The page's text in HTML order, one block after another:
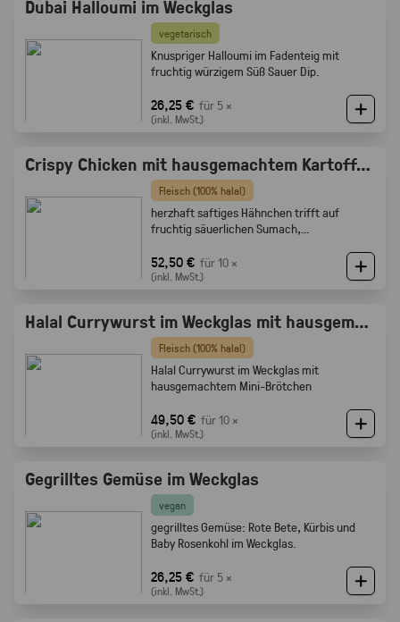
Dubai Halloumi im Weckglas
vegetarisch
Knuspriger Halloumi im Fadenteig mit
fruchtig würzigem Süß Sauer Dip.
26,25 € für 5 ×
(inkl. MwSt.)
Crispy Chicken mit hausgemachtem Kartoffelsalat
Fleisch (100% halal)
herzhaft saftiges Hähnchen trifft auf
fruchtig säuerlichen Sumach,
Röstaromen vom knusprigen Brot
52,50 € für 10 ×
(inkl. MwSt.)
Halal Currywurst im Weckglas mit hausgemachtem Mini-Brötchen
Fleisch (100% halal)
Halal Currywurst im Weckglas mit
hausgemachtem Mini-Brötchen
49,50 € für 10 ×
(inkl. MwSt.)
Gegrilltes Gemüse im Weckglas
vegan
gegrilltes Gemüse: Rote Bete, Kürbis und
Baby Rosenkohl im Weckglas.
26,25 € für 5 ×
(inkl. MwSt.)